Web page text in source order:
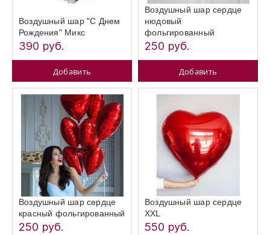
Воздушный шар "С Днем
Рождения" Микс
390 руб.
Добавить
Воздушный шар сердце
нюдовый
фольгированный
250 руб.
Добавить
Воздушный шар сердце
красный фольгированный
250 руб.
Воздушный шар сердце
XXL
550 руб.